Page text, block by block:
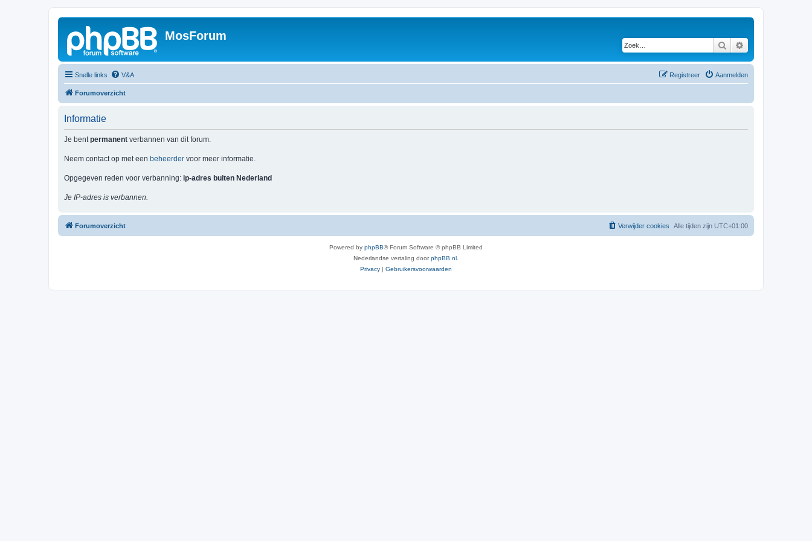
MosForum
Zoek
Snelle links V&A Aanmelden
Registreer
Forumoverzicht
Informatie
Je bentpermanent verbannen van dit forum.
Neem contact op met een beheerder voor meer informatie.
Opgegeven reden voor verbanning: ip-adres buiten Nederland
Je IP-adres is verbannen.
Forumoverzicht Alle tijden zijn UTC+01:00
Verwijder cookies
Powered by phpBB® Forum Software © phpBB Limited
Nederlandse vertaling doorphpBB.nl
Privacy | Gebruikersvoorwaarden